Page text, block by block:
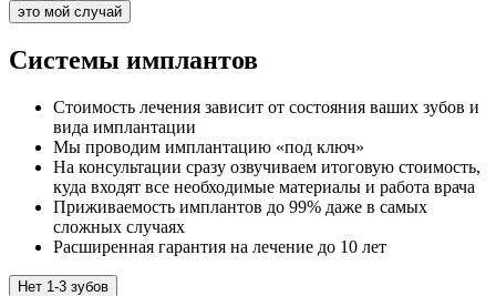
это мой случай
Системы имплантов
Стоимость лечения зависит от состояния ваших зубов и
вида имплантации
Мы проводим имплантацию «под ключ»
На консультации сразу озвучиваем итоговую стоимость,
куда входят все необходимые материалы и работа врача
Приживаемость имплантов до 99% даже в самых
сложных случаях
Расширенная гарантия на лечение до 10 лет
Нет 1-3 зубов